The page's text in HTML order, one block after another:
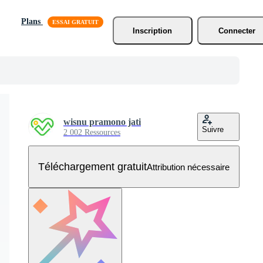
Plans
Inscription
Connecter
wisnu pramono jati
2 002 Ressources Suivre
Téléchargement gratuitAttribution nécessaire